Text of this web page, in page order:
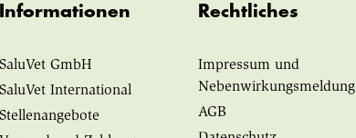
Informationen
SaluVet GmbH
SaluVet International
Stellenangebote
Rechtliches
Impressum und
Nebenwirkungsmeldung
AGB